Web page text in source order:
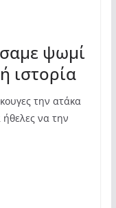
ψωμί
ιστορία
την ατάκα
να την